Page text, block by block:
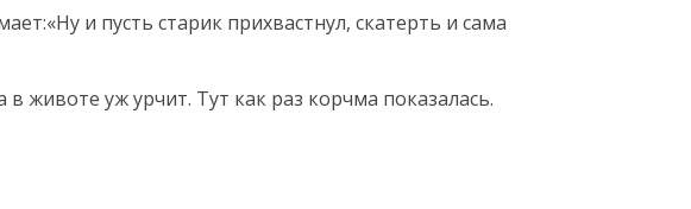
и пусть старик прихвастнул, скатерть и сама
животе уж урчит. Тут как раз корчма показалась.